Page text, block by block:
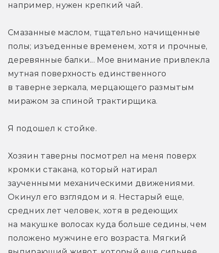
например, нужен крепкий чай.
Смазанные маслом, тщательно начищенные
полы; изъеденные временем, хотя и прочные,
деревянные балки... Мое внимание привлекла
мутная поверхность единственного
в таверне зеркала, мерцающего размытым
миражом за спиной трактирщика.
Я подошел к стойке.
Хозяин таверны посмотрел на меня поверх
кромки стакана, который натирал
заученными механическими движениями.
Окинул его взглядом и я. Нестарый еще,
средних лет человек, хотя в редеющих
на макушке волосах куда больше седины, чем
положено мужчине его возраста. Мягкий